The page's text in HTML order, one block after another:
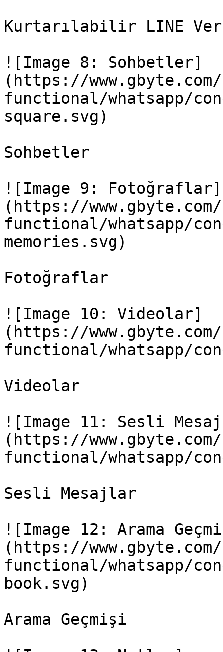
Kurtarılabilir LINE
![Image 8: Sohbetler]
(https://
functional/whatsapp/
square.svg)
Sohbetler
![Image 9: Fotoğraflar]
(https://
functional/whatsapp/
memories.svg)
Fotoğraflar
![Image 10: Videolar]
(https://
functional/whatsapp/
Videolar
![Image 11: Sesli
(https://
functional/whatsapp/
Sesli Mesajlar
![Image 12: Arama
(https://
functional/whatsapp/
book.svg)
Arama Geçmişi